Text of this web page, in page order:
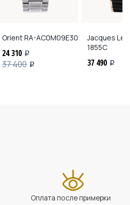
OrientRA-AC0M09E30
24 310 i
37 400 i
Jacques
1855C
37 490 i
Оплата после примерки